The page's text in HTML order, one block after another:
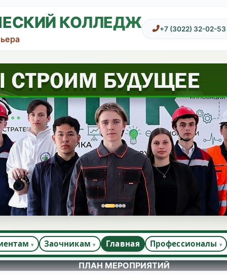
КОЛЛЕДЖ +7 (3022) 32-02-53
Заочникам Главная Профессионалы
ПЛАН МЕРОПРИЯТИЙ